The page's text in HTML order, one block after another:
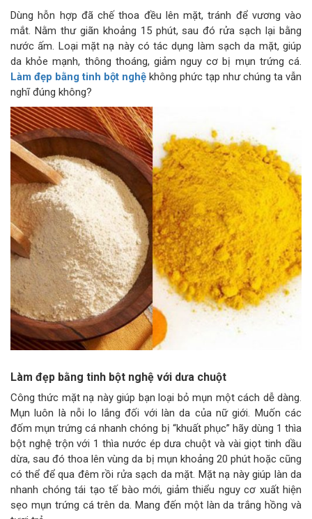
Dùng hỗn hợp đã chế thoa đều lên mặt, tránh để vương vào
mắt. Nằm thư giãn khoảng 15 phút, sau đó rửa sạch lại bằng
nước ấm. Loại mặt nạ này có tác dụng làm sạch da mặt, giúp
da khỏe mạnh, thông thoáng, giảm nguy cơ bị mụn trứng cá.
Làm đẹp bằng tinh bột nghệ không phức tạp như chúng ta vẫn
nghĩ đúng không?
Làm đẹp bằng tinh bột nghệ với dưa chuột
Công thức mặt nạ này giúp bạn loại bỏ mụn một cách dễ dàng.
Mụn luôn là nỗi lo lắng đối với làn da của nữ giới. Muốn các
đốm mụn trứng cá nhanh chóng bị “khuất phục” hãy dùng 1 thìa
bột nghệ trộn với 1 thìa nước ép dưa chuột và vài giọt tinh dầu
dừa, sau đó thoa lên vùng da bị mụn khoảng 20 phút hoặc cũng
có thể để qua đêm rồi rửa sạch da mặt. Mặt nạ này giúp làn da
nhanh chóng tái tạo tế bào mới, giảm thiểu nguy cơ xuất hiện
sẹo mụn trứng cá trên da. Mang đến một làn da trắng hồng và